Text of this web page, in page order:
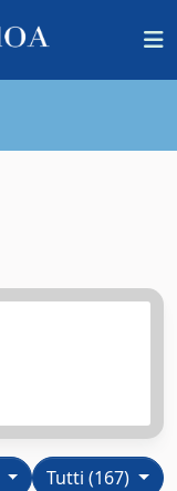
Tutti (167)